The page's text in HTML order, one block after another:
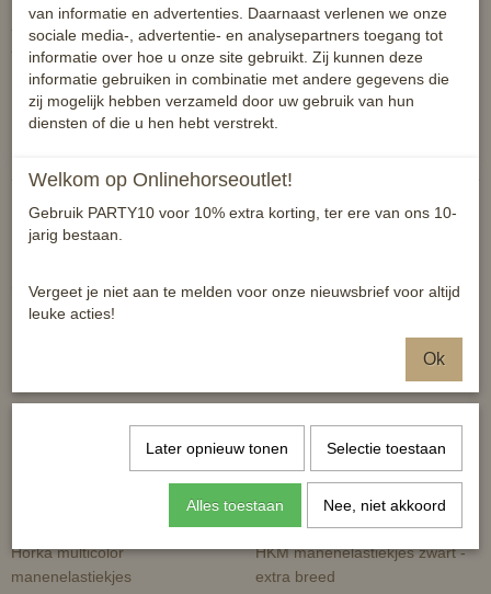
- 80 meter lang
- ca. 0.75 - 0.80 mm dik
Reacties
Ook interessant
Horka multicolor
manenelastiekjes
HKM manenelastiekjes zwart -
extra breed
van informatie en advertenties. Daarnaast verlenen we onze
sociale media-, advertentie- en analysepartners toegang tot
informatie over hoe u onze site gebruikt. Zij kunnen deze
informatie gebruiken in combinatie met andere gegevens die
zij mogelijk hebben verzameld door uw gebruik van hun
diensten of die u hen hebt verstrekt.
Welkom op Onlinehorseoutlet!
Gebruik PARTY10 voor 10% extra korting, ter ere van ons 10-
jarig bestaan.
Vergeet je niet aan te melden voor onze nieuwsbrief voor altijd
leuke acties!
Ok
Later opnieuw tonen Selectie toestaan
Alles toestaan Nee, niet akkoord